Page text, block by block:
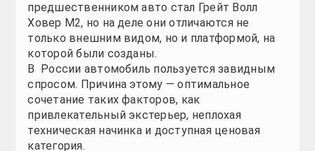
При покупке автомобиля важно учитывать его
компактных размеров, с хорошей проходимостью,
Содержание
1Экстерьер Грейт Волл ховер М4
2Интерьер и комплектации Ховер М4
3Технические характеристики GreatWall M4